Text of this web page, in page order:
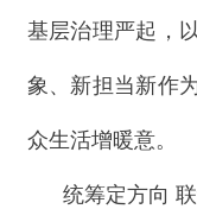
基层治理严起，
象、新担当新作
众生活增暖意。
统筹定方向